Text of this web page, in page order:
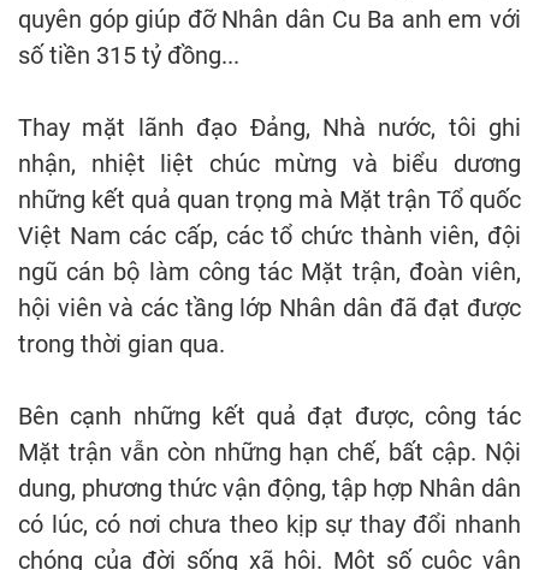
quyên góp giúp đỡ Nhân dân Cu Ba anh em với
số tiền 315 tỷ đồng...
Thay mặt lãnh đạo Đảng, Nhà nước, tôi ghi
nhận, nhiệt liệt chúc mừng và biểu dương
những kết quả quan trọng mà Mặt trận Tổ quốc
Việt Nam các cấp, các tổ chức thành viên, đội
ngũ cán bộ làm công tác Mặt trận, đoàn viên,
hội viên và các tầng lớp Nhân dân đã đạt được
trong thời gian qua.
Bên cạnh những kết quả đạt được, công tác
Mặt trận vẫn còn những hạn chế, bất cập. Nội
dung, phương thức vận động, tập hợp Nhân dân
có lúc, có nơi chưa theo kịp sự thay đổi nhanh
chóng của đời sống xã hội. Một số cuộc vận